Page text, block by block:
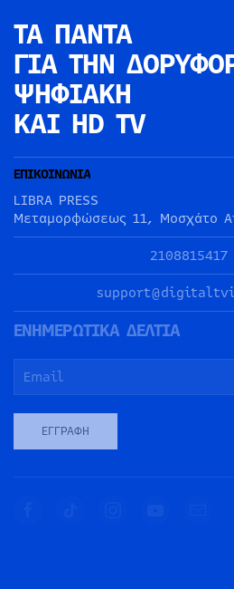
ΤΑ ΠΑΝΤΑ
ΓΙΑ ΤΗΝ
ΨΗΦΙΑΚΗ
ΚΑΙ HD TV
ΕΠΙΚΟΙΝΩΝΙΑ
LIBRA PRESS
Μεταμορφώσεως 11, Μοσχάτο
2108815417
ΕΝΗΜΕΡΩΤΙΚΑ ΔΕΛΤΙΑ
ΕΓΓΡΑΦΉ